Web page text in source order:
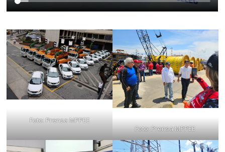
Foto: Prensa MPPEE
Foto: Prensa MPPEE